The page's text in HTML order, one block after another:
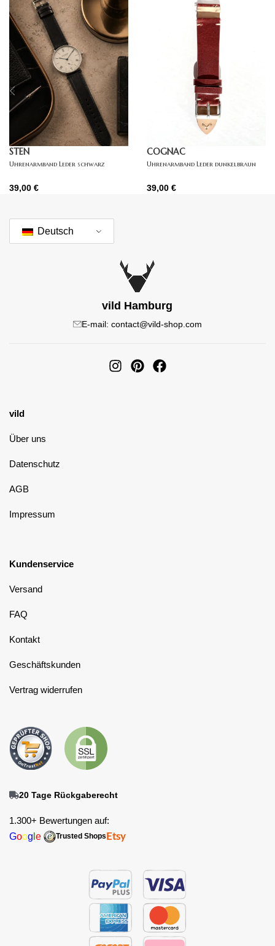
STEN
Uhrenarmband Leder schwarz
39,00 €
COGNAC
Uhrenarmband Leder dunkelbraun
39,00 €
Deutsch
vild Hamburg
E-mail: contact@vild-shop.com
vild
Über uns
Datenschutz
AGB
Impressum
Kundenservice
Versand
FAQ
Kontakt
Geschäftskunden
Vertrag widerrufen
20 Tage Rückgaberecht
1.300+ Bewertungen auf:
Goog e Trusted Shops Etsy